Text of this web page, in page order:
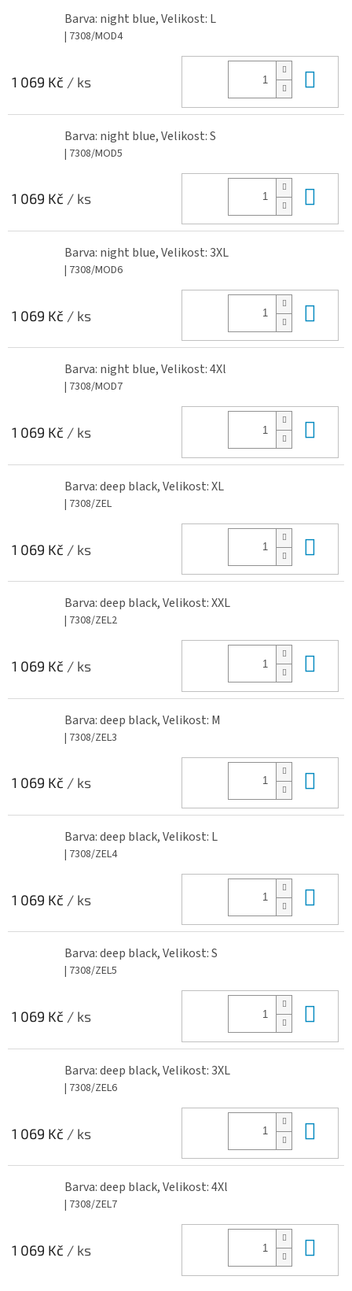
Barva: night blue, Velikost: L
| 7308/MOD4
1 069 Kč / ks
Barva: night blue, Velikost: S
| 7308/MOD5
1 069 Kč / ks
Barva: night blue, Velikost: 3XL
| 7308/MOD6
1 069 Kč / ks
Barva: night blue, Velikost: 4Xl
| 7308/MOD7
1 069 Kč / ks
Barva: deep black, Velikost: XL
| 7308/ZEL
1 069 Kč / ks
Barva: deep black, Velikost: XXL
| 7308/ZEL2
1 069 Kč / ks
Barva: deep black, Velikost: M
| 7308/ZEL3
1 069 Kč / ks
Barva: deep black, Velikost: L
| 7308/ZEL4
1 069 Kč / ks
Barva: deep black, Velikost: S
| 7308/ZEL5
1 069 Kč / ks
Barva: deep black, Velikost: 3XL
| 7308/ZEL6
1 069 Kč / ks
Barva: deep black, Velikost: 4Xl
| 7308/ZEL7
1 069 Kč / ks